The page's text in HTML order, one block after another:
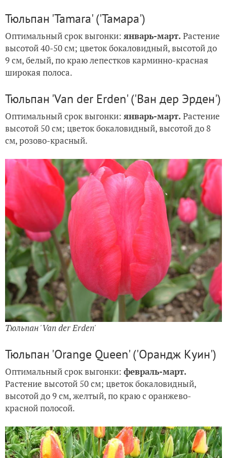
Тюльпан 'Tamara' ('Тамара')
Оптимальный срок выгонки: январь-март. Растение
высотой 40-50 см; цветок бокаловидный, высотой до
9 см, белый, по краю лепестков карминно-красная
широкая полоса.
Тюльпан 'Van der Erden' ('Ван дер Эрден')
Оптимальный срок выгонки: январь-март. Растение
высотой 50 см; цветок бокаловидный, высотой до 8
см, розово-красный.
Тюльпан 'Van der Erden'
Тюльпан 'Orange Queen' ('Орандж Куин')
Оптимальный срок выгонки: февраль-март.
Растение высотой 50 см; цветок бокаловидный,
высотой до 9 см, желтый, по краю с оранжево-
красной полосой.